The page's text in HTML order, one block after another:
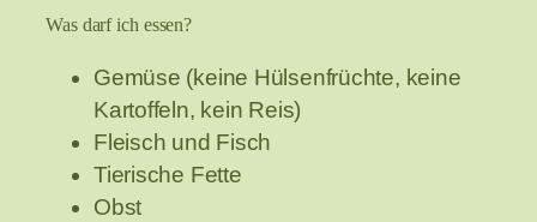
Was darf ich essen?
Gemüse (keine Hülsenfrüchte, keine
Kartoffeln, kein Reis)
Fleisch und Fisch
Tierische Fette
Obst